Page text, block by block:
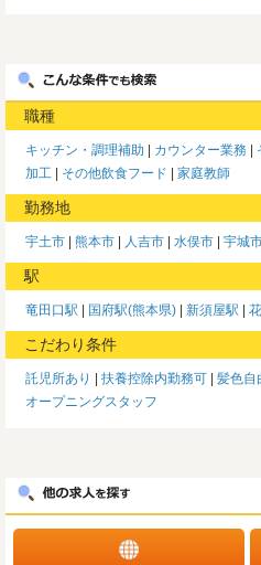
職種
キッチン・調理補助 カウンター業務
加工
その他飲食フード 家庭教師
勤務地
宇土市 熊本市 人吉市 水俣市 宇城
駅
竜田口駅 国府駅(熊本県) 新須屋駅
こだわり条件
託児所あり 扶養控除内勤務可 髪色自
オープニングスタッフ